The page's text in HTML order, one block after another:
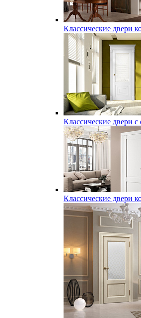
Классические двери
Классические двери
Классические двери